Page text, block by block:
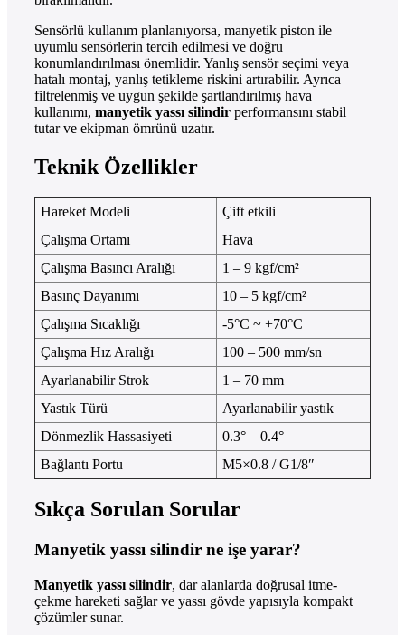
Sensörlü kullanım planlanıyorsa, manyetik piston ile
uyumlu sensörlerin tercih edilmesi ve doğru
konumlandırılması önemlidir. Yanlış sensör seçimi veya
hatalı montaj, yanlış tetikleme riskini artırabilir. Ayrıca
filtrelenmiş ve uygun şekilde şartlandırılmış hava
kullanımı, manyetik yassı silindir performansını stabil
tutar ve ekipman ömrünü uzatır.
Teknik Özellikler
Hareket Modeli
Çift etkili
Çalışma Ortamı
Hava
Çalışma Basıncı Aralığı
1 – 9 kgf/cm²
Basınç Dayanımı
10 – 5 kgf/cm²
Çalışma Sıcaklığı
-5°C ~ +70°C
Çalışma Hız Aralığı
100 – 500 mm/sn
Ayarlanabilir Strok
1 – 70 mm
Yastık Türü
Ayarlanabilir yastık
Dönmezlik Hassasiyeti
0.3° – 0.4°
Bağlantı Portu
M5×0.8 / G1/8″
Sıkça Sorulan Sorular
Manyetik yassı silindir ne işe yarar?
Manyetik yassı silindir, dar alanlarda doğrusal itme-
çekme hareketi sağlar ve yassı gövde yapısıyla kompakt
çözümler sunar.